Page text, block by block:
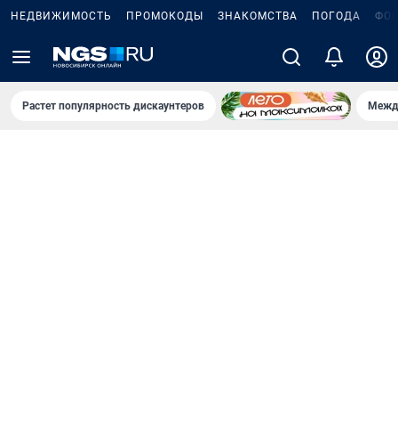
НЕДВИЖИМОСТЬ ПРОМОКОДЫ ЗНАКОМСТВА ПОГОДА
Растет популярность дискаунтеров